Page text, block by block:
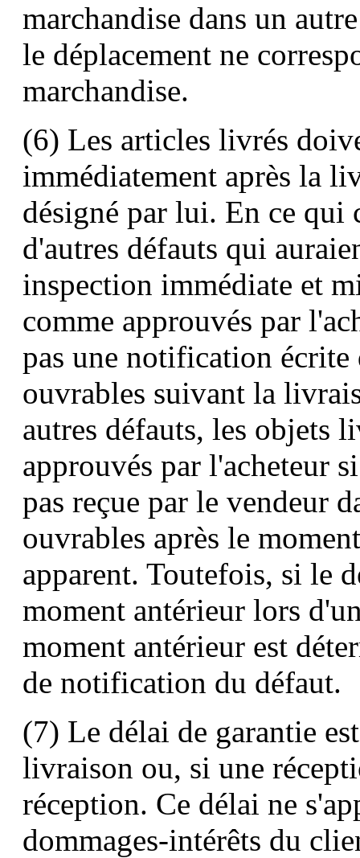
marchandise dans un
le déplacement ne
marchandise.
(6) Les articles livrés
immédiatement après la
désigné par lui. En ce qui
d'autres défauts qui
inspection immédiate et
comme approuvés par
pas une notification écrite
ouvrables suivant la
autres défauts, les objets
approuvés par l'acheteur
pas reçue par le vendeur
ouvrables après le
apparent. Toutefois, si le
moment antérieur lors
moment antérieur est
de notification du défaut.
(7) Le délai de garantie
livraison ou, si une
réception. Ce délai ne
dommages-intérêts du